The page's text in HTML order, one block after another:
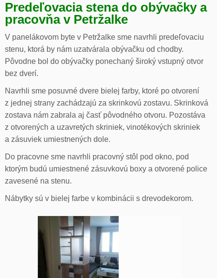
Predeľovacia stena do obývačky a
pracovňa v Petržalke
V panelákovom byte v Petržalke sme navrhli predeľovaciu
stenu, ktorá by nám uzatvárala obývačku od chodby.
Pôvodne bol do obývačky ponechaný široký vstupný otvor
bez dverí.
Navrhli sme posuvné dvere bielej farby, ktoré po otvorení
z jednej strany zachádzajú za skrinkovú zostavu. Skrinková
zostava nám zabrala aj časť pôvodného otvoru. Pozostáva
z otvorených a uzavretých skriniek, vinotékových skriniek
a zásuviek umiestnených dole.
Do pracovne sme navrhli pracovný stôl pod okno, pod
ktorým budú umiestnené zásuvkovú boxy a otvorené police
zavesené na stenu.
Nábytky sú v bielej farbe v kombinácii s drevodekorom.